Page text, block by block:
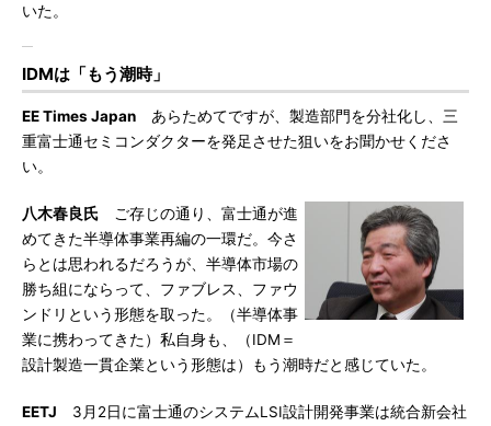
いた。
IDMは「もう潮時」
EE Times Japan あらためてですが、製造部門を分社化し、三
重富士通セミコンダクターを発足させた狙いをお聞かせくださ
い。
八木春良氏 ご存じの通り、富士通が進
めてきた半導体事業再編の一環だ。今さ
らとは思われるだろうが、半導体市場の
勝ち組にならって、ファブレス、ファウ
ンドリという形態を取った。（半導体事
業に携わってきた）私自身も、（IDM＝
設計製造一貫企業という形態は）もう潮時だと感じていた。
EETJ 3月2日に富士通のシステムLSI設計開発事業は統合新会社